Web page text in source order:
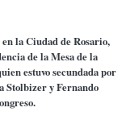
la Ciudad de Rosario,
de la Mesa de la
estuvo secundada por
Stolbizer y Fernando